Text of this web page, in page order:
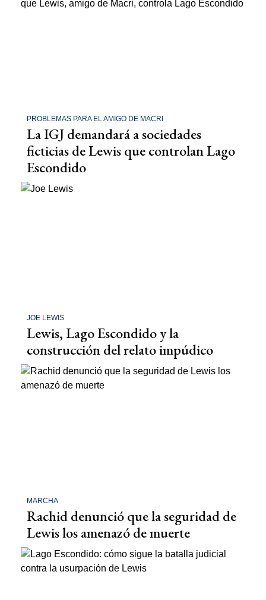
PROBLEMAS PARA EL AMIGO DE MACRI
La IGJ demandará a sociedades
ficticias de Lewis que controlan Lago
Escondido
JOE LEWIS
Lewis, Lago Escondido y la
construcción del relato impúdico
MARCHA
Rachid denunció que la seguridad de
Lewis los amenazó de muerte